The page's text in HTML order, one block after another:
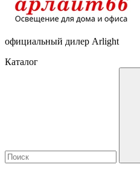
официальный дилер Arlight
Каталог